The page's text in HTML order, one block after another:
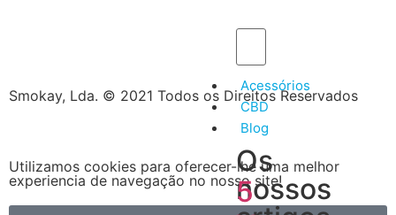
Acessórios
CBD
Blog
Os
nossos
5
Smokay, Lda. © 2021 Todos os Direitos Reservados
Utilizamos cookies para oferecer-lhe uma melhor
experiencia de navegação no nosso site!